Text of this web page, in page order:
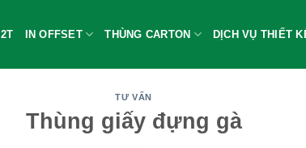
IN OFFSET THÙNG CARTON DỊCH VỤ THIẾT
TƯ VẤN
Thùng giấy đựng gà